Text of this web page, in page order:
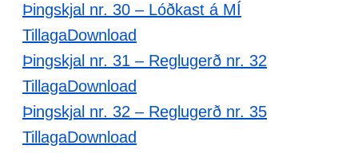
Þingskjal nr. 30 – Lóðkast á MÍ
TillagaDownload
Þingskjal nr. 31 – Reglugerð nr. 32
TillagaDownload
Þingskjal nr. 32 – Reglugerð nr. 35
TillagaDownload